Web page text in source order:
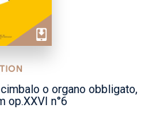
o organo obbligato,
op.XXVI n°6